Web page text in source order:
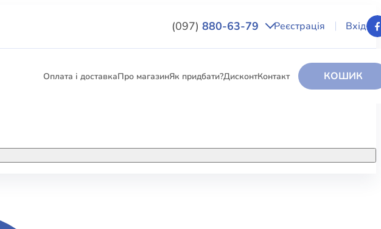
(097) 880-63-79 Реєстрація Вхід
Оплата і доставкаПро магазинЯк придбати?ДисконтКонтакт КОШИК
ЕЛЕКТРОННІ КНИГИ